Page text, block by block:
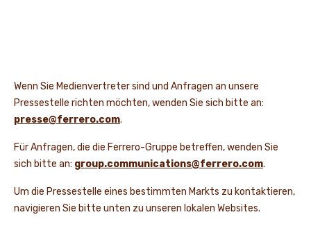
Wenn Sie Medienvertreter sind und Anfragen an unsere
Pressestelle richten möchten, wenden Sie sich bitte an:
presse@ferrero.com.
Für Anfragen, die die Ferrero-Gruppe betreffen, wenden Sie
sich bitte an: group.communications@ferrero.com.
Um die Pressestelle eines bestimmten Markts zu kontaktieren,
navigieren Sie bitte unten zu unseren lokalen Websites.